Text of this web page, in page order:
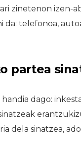
zinetenon izen-
da: telefonoa,
partea
dago:
dela sinatzea,